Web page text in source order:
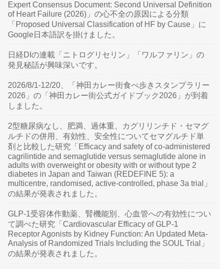
Expert Consensus Document: Second Universal Definition
of Heart Failure (2026)」の心不全の原因による分類
「Proposed Universal Classification of HF by Cause」に
Google日本語訳を掛けました。
日経DIの連載「ニトログリセリン」「ワルファリン」の
発見秘話が興味深いです。
2026/8/1-12/20、「神田カレー街食べ歩きスタンプラリー
2026」の「神田カレー街公式ガイドブック2026」が到着
しました。
2型糖尿病なし、肥満、過体重、カグリリンチド・セマグ
ルチドの併用、有効性、安全性についてセマグルチド単
剤と比較した研究「Efficacy and safety of co-administered
cagrilintide and semaglutide versus semaglutide alone in
adults with overweight or obesity with or without type 2
diabetes in Japan and Taiwan (REDEFINE 5): a
multicentre, randomised, active-controlled, phase 3a trial」
の結果が発表されました。
GLP-1受容体作動薬、腎機能別、心血管への有効性につい
て調べた研究「Cardiovascular Efficacy of GLP-1
Receptor Agonists by Kidney Function: An Updated Meta-
Analysis of Randomized Trials Including the SOUL Trial」
の結果が発表されました。